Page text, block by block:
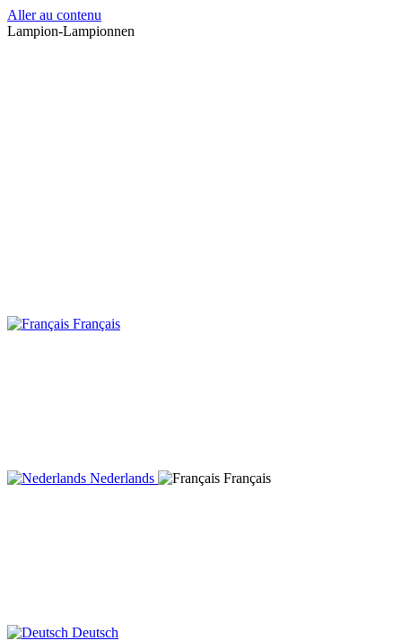
Aller au contenu
Lampion-Lampionnen
Français
Nederlands Français
Deutsch